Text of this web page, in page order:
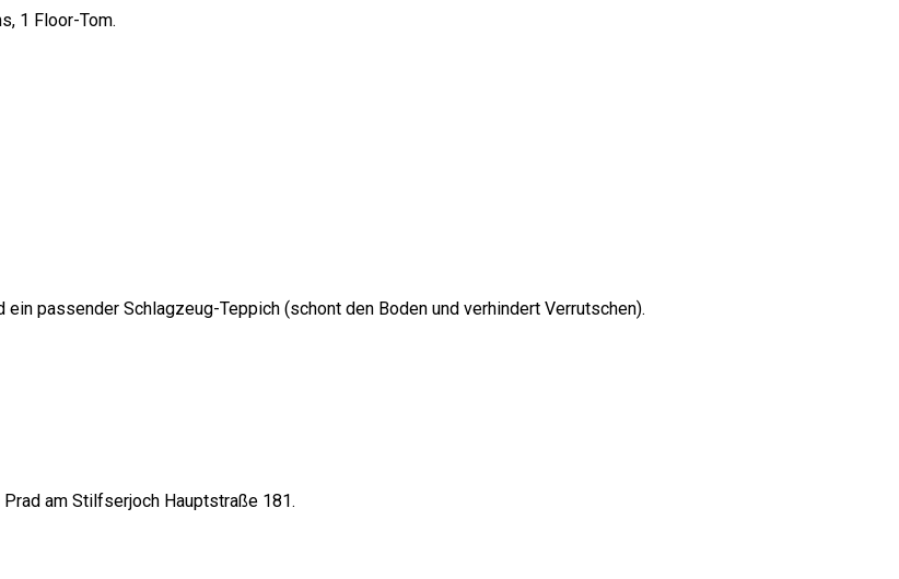
1 Floor-Tom.
passender Schlagzeug-Teppich (schont den Boden und verhindert Verrutschen).
am Stilfserjoch Hauptstraße 181.